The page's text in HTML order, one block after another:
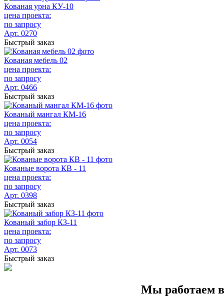
Кованая урна КУ-10
цена проекта:
по запросу
Арт. 0270
Быстрый заказ
Кованая мебель 02
цена проекта:
по запросу
Арт. 0466
Быстрый заказ
Кованый мангал КМ-16
цена проекта:
по запросу
Арт. 0054
Быстрый заказ
Кованые ворота КВ - 11
цена проекта:
по запросу
Арт. 0398
Быстрый заказ
Кованый забор КЗ-11
цена проекта:
по запросу
Арт. 0073
Быстрый заказ
Мы работаем в